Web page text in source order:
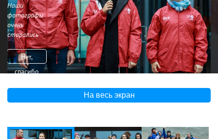
Наши
фотографы
очень
старались
Нет,
спасибо
На весь экран